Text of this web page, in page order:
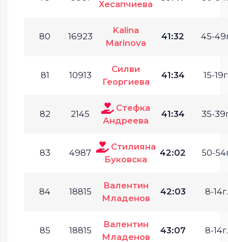
Хесапчиева
80 16923
Kalina
Marinova
41:32 45-
81 10913
Силви
Георгиева
41:34 15-
82 2145
Стефка
Андреева
41:34 35-
83 4987
Стилияна
Буковска
42:02 50-
84 18815
Валентин
Младенов
42:03 8-14г.
85 18815
Валентин
Младенов
43:07 8-14г.